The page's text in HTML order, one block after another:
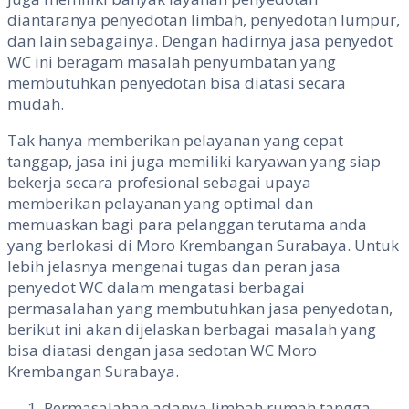
diantaranya penyedotan limbah, penyedotan lumpur,
dan lain sebagainya. Dengan hadirnya jasa penyedot
WC ini beragam masalah penyumbatan yang
membutuhkan penyedotan bisa diatasi secara
mudah.
Tak hanya memberikan pelayanan yang cepat
tanggap, jasa ini juga memiliki karyawan yang siap
bekerja secara profesional sebagai upaya
memberikan pelayanan yang optimal dan
memuaskan bagi para pelanggan terutama anda
yang berlokasi di Moro Krembangan Surabaya. Untuk
lebih jelasnya mengenai tugas dan peran jasa
penyedot WC dalam mengatasi berbagai
permasalahan yang membutuhkan jasa penyedotan,
berikut ini akan dijelaskan berbagai masalah yang
bisa diatasi dengan jasa sedotan WC Moro
Krembangan Surabaya.